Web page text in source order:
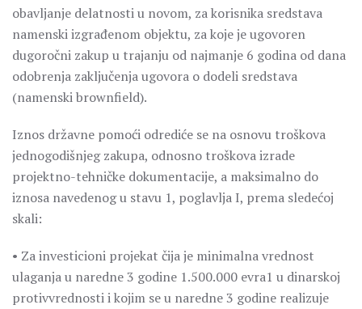
obavljanje delatnosti u novom, za korisnika sredstava
namenski izgrađenom objektu, za koje je ugovoren
dugoročni zakup u trajanju od najmanje 6 godina od dana
odobrenja zaključenja ugovora o dodeli sredstava
(namenski brownfield).
Iznos državne pomoći odrediće se na osnovu troškova
jednogodišnjeg zakupa, odnosno troškova izrade
projektno-tehničke dokumentacije, a maksimalno do
iznosa navedenog u stavu 1, poglavlja I, prema sledećoj
skali:
• Za investicioni projekat čija je minimalna vrednost
ulaganja u naredne 3 godine 1.500.000 evra1 u dinarskoj
protivvrednosti i kojim se u naredne 3 godine realizuje